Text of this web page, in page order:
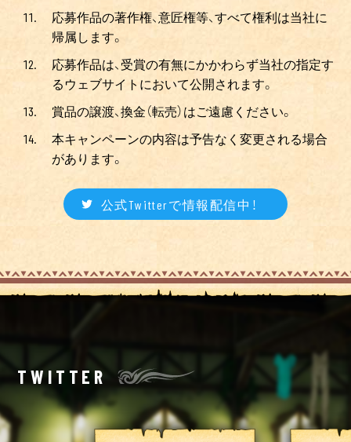
応募作品の著作権、意匠権等、すべて権利は当社に
帰属します。
応募作品は、受賞の有無にかかわらず当社の指定す
るウェブサイトにおいて公開されます。
賞品の譲渡、換金（転売）はご遠慮ください。
本キャンペーンの内容は予告なく変更される場合
があります。
公式Twitterで情報配信中！
TWITTER